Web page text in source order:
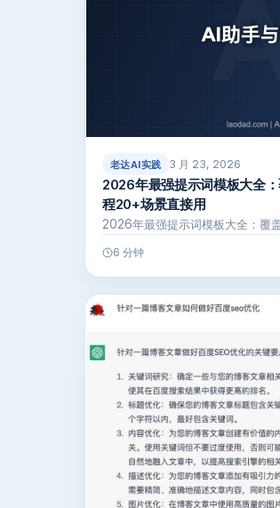
老达AI实践 3 月 23, 2026
2026年最强提示词模板大全
程20+场景直接用
2026年最强提示词模板大全：覆
6 分钟